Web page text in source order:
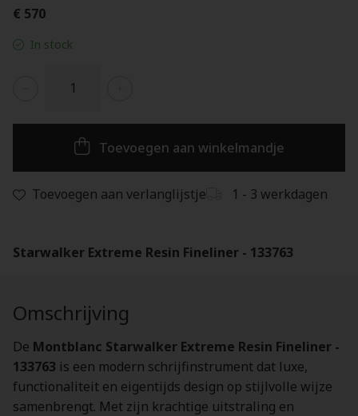
€ 570
In stock
Toevoegen aan winkelmandje
Toevoegen aan verlanglijstje 1 - 3 werkdagen
Starwalker Extreme Resin Fineliner - 133763
Omschrijving
De Montblanc Starwalker Extreme Resin Fineliner -
133763 is een modern schrijfinstrument dat luxe,
functionaliteit en eigentijds design op stijlvolle wijze
samenbrengt. Met zijn krachtige uitstraling en